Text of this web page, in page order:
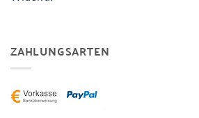
ZAHLUNGSARTEN